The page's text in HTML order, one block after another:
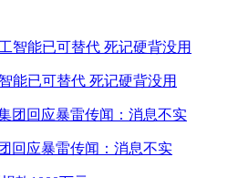
能已可替代 死记硬背没用
回应暴雷传闻：消息不实